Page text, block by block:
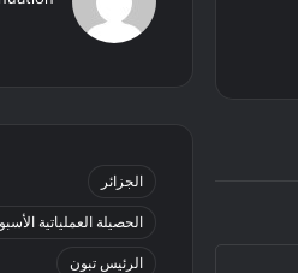
الجزائر
الحصيلة العملياتية
الرئيس تبون